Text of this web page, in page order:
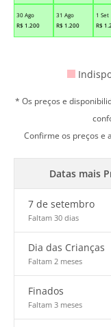
30 Ago
R$ 1.200
31 Ago
R$ 1.200
1 Set
R$
* Os preços e
Confirme os preços e
Datas mais
7 de setembro
Faltam 30 dias
Dia das Crianças
Faltam 2 meses
Finados
Faltam 3 meses